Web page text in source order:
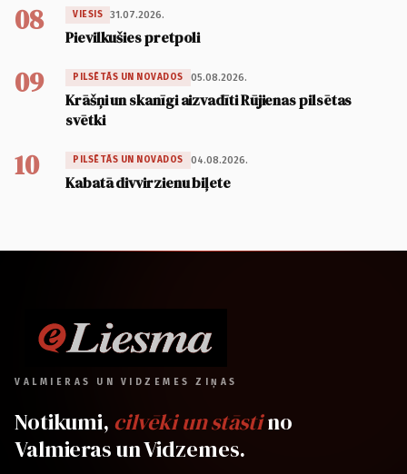
08 VIESIS 31.07.2026.
Pievilkušies pretpoli
09 PILSĒTĀS UN NOVADOS 05.08.2026.
Krāšņi un skanīgi aizvadīti Rūjienas pilsētas
svētki
10 PILSĒTĀS UN NOVADOS 04.08.2026.
Kabatā divvirzienu biļete
VALMIERAS UN VIDZEMES ZIŅAS
Notikumi, cilvēki un stāstino
Valmieras un Vidzemes.